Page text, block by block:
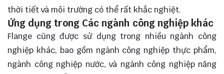
thời tiết và môi trường có thể rất khắc nghiệt.
Ứng dụng trong Các ngành công nghiệp khác
Flange cũng được sử dụng trong nhiều ngành công
nghiệp khác, bao gồm ngành công nghiệp thực phẩm,
ngành công nghiệp nước, và ngành công nghiệp năng